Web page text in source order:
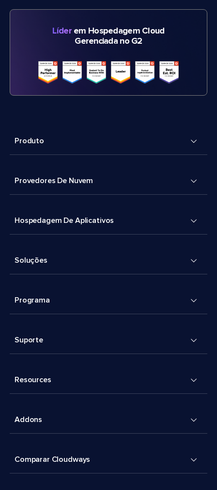
Líderem Hospedagem Cloud
Gerenciada no G2
Produto
Provedores De Nuvem
Hospedagem De Aplicativos
Soluções
Programa
Suporte
Resources
Addons
Comparar Cloudways